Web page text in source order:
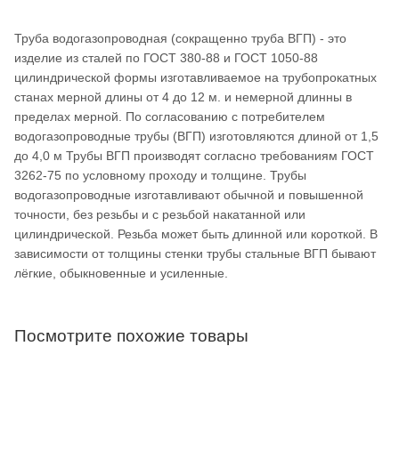
Труба водогазопроводная (сокращенно труба ВГП) - это
изделие из сталей по ГОСТ 380-88 и ГОСТ 1050-88
цилиндрической формы изготавливаемое на трубопрокатных
станах мерной длины от 4 до 12 м. и немерной длинны в
пределах мерной. По согласованию с потребителем
водогазопроводные трубы (ВГП) изготовляются длиной от 1,5
до 4,0 м Трубы ВГП производят согласно требованиям ГОСТ
3262-75 по условному проходу и толщине. Трубы
водогазопроводные изготавливают обычной и повышенной
точности, без резьбы и с резьбой накатанной или
цилиндрической. Резьба может быть длинной или короткой. В
зависимости от толщины стенки трубы стальные ВГП бывают
лёгкие, обыкновенные и усиленные.
Посмотрите похожие товары